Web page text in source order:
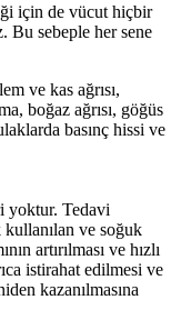
için de vücut hiçbir
Bu sebeple her sene
ve kas ağrısı,
boğaz ağrısı, göğüs
basınç hissi ve
yoktur. Tedavi
kullanılan ve soğuk
artırılması ve hızlı
istirahat edilmesi ve
kazanılmasına